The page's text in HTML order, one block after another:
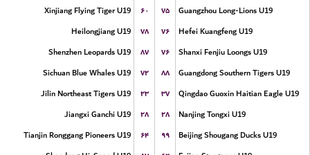
Xinjiang Flying Tiger U19
۶۰ ۷۵
Guangzhou Long-Lions U19
Heilongjiang U19
۷۸ ۷۶
Hefei Kuangfeng U19
Shenzhen Leopards U19
۸۷ ۷۶
Shanxi Fenjiu Loongs U19
Sichuan Blue Whales U19
۷۲ ۸۸
Guangdong Southern Tigers U19
Jilin Northeast Tigers U19
۲۳ ۳۷
Qingdao Guoxin Haitian Eagle U19
Jiangxi Ganchi U19
۲۸ ۲۸
Nanjing Tongxi U19
Tianjin Ronggang Pioneers U19
۶۴ ۹۹
Beijing Shougang Ducks U19